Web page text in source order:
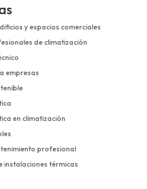
y espacios comerciales
de climatización
empresas
en climatización
profesional
instalaciones térmicas